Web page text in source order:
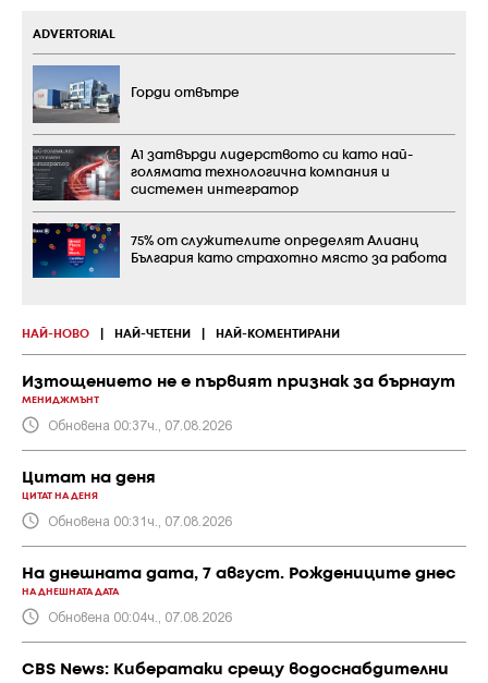
НАЙ-НОВО НАЙ-ЧЕТЕНИ НАЙ-КОМЕНТИРАНИ
Изтощението не е първият признак за бърнаут
МЕНИДЖМЪНТ
Обновена 00:37ч., 07.08.2026
Цитат на деня
ЦИТАТ НА ДЕНЯ
Обновена 00:31ч., 07.08.2026
На днешната дата, 7 август. Рождениците днес
НА ДНЕШНАТА ДАТА
Обновена 00:04ч., 07.08.2026
CBS News: Кибератаки срещу водоснабдителни
ADVERTORIAL
Горди отвътре
А1 затвърди лидерството си като най-
голямата технологична компания и
системен интегратор
75% от служителите определят Алианц
България като страхотно място за работа